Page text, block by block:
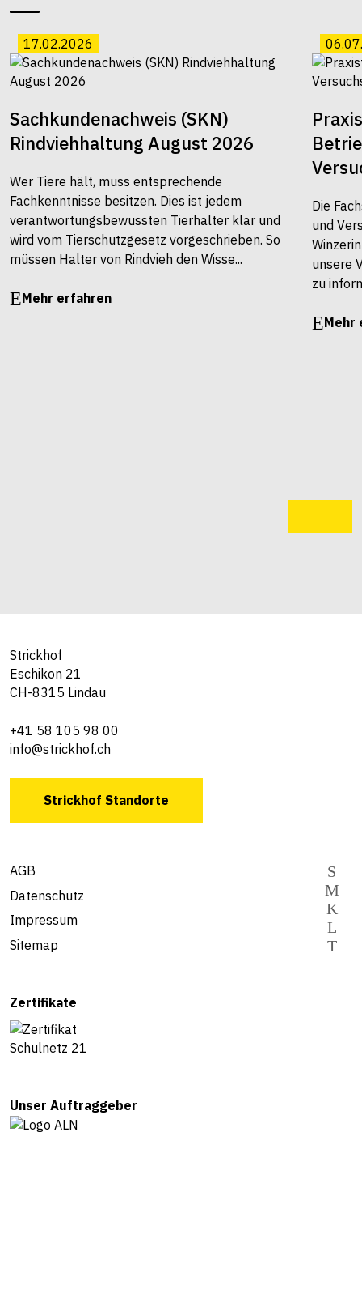
17.02.2026
Sachkundenachweis (SKN)
Rindviehhaltung August 2026
Wer Tiere hält, muss entsprechende
Fachkenntnisse besitzen. Dies ist jedem
verantwortungsbewussten Tierhalter klar und
wird vom Tierschutzgesetz vorgeschrieben. So
müssen Halter von Rindvieh den Wisse...
Mehr erfahren
Die
und
unsere
zu
Mehr
Strickhof
Eschikon 21
CH-8315 Lindau
+41 58 105 98 00
info@strickhof.ch
Strickhof Standorte
AGB
Datenschutz
Impressum
Sitemap
Zertifikate
Unser Auftraggeber